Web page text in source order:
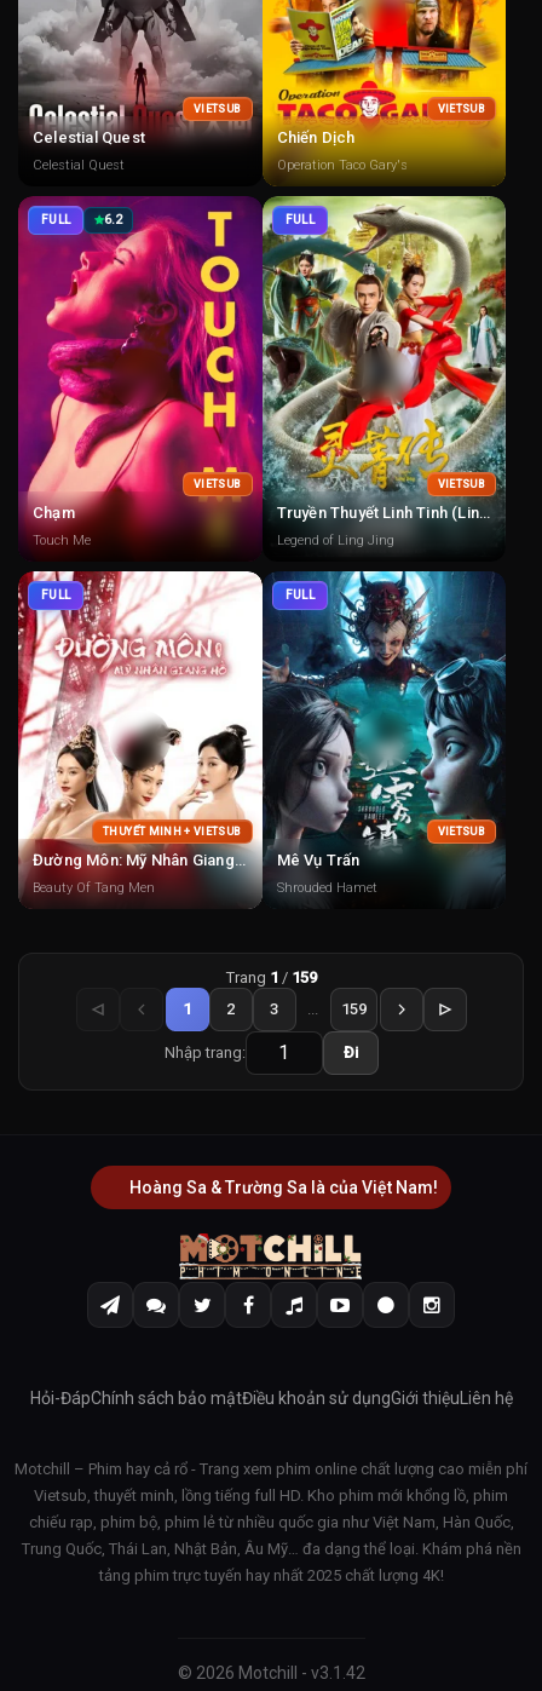
VIETSUB
Celestial Quest
Celestial Quest
VIETSUB
Chiến Dịch
Operation Taco Gary's
FULL 6.2
VIETSUB
Chạm
Touch Me
FULL
VIETSUB
Truyền Thuyết Linh Tinh (Linh Tinh Truyện)
Legend of Ling Jing
FULL
THUYẾT MINH + VIETSUB
Đường Môn: Mỹ Nhân Giang Hồ
Beauty Of Tang Men
FULL
VIETSUB
Mê Vụ Trấn
Shrouded Hamet
Trang 1 / 159
1
2 3 ... 159
Nhập trang: Đi
Hoàng Sa & Trường Sa là của Việt Nam!
Hỏi-ĐápChính sách bảo mậtĐiều khoản sử dụngGiới thiệu Liên hệ
Motchill – Phim hay cả rổ - Trang xem phim online chất lượng cao miễn phí
Vietsub, thuyết minh, lồng tiếng full HD. Kho phim mới khổng lồ, phim
chiếu rạp, phim bộ, phim lẻ từ nhiều quốc gia như Việt Nam, Hàn Quốc,
Trung Quốc, Thái Lan, Nhật Bản, Âu Mỹ… đa dạng thể loại. Khám phá nền
tảng phim trực tuyến hay nhất 2025 chất lượng 4K!
© 2026 Motchill - v3.1.42